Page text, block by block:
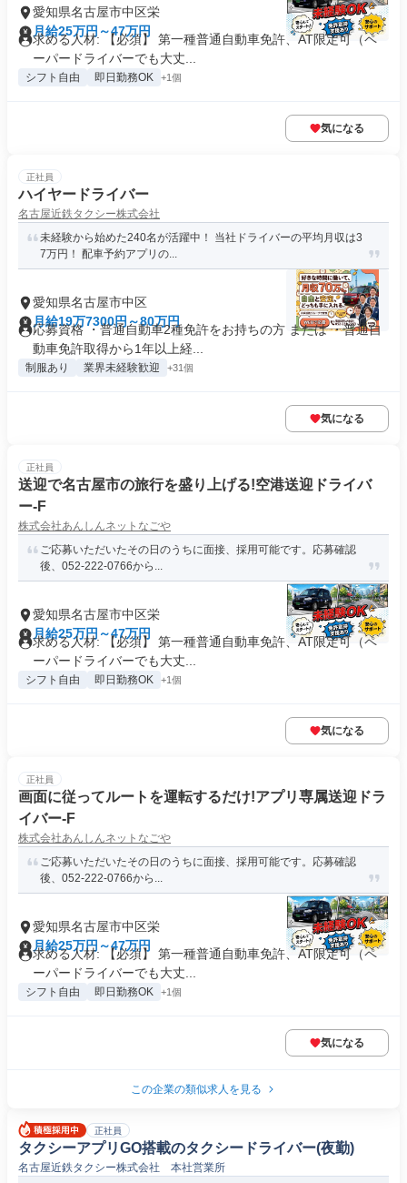
愛知県名古屋市中区栄
月給25万円～47万円
求める人材: 【必須】 第一種普通自動車免許、AT限定可（ペ
ーパードライバーでも大丈...
シフト自由 即日勤務OK +1個
気になる
正社員
ハイヤードライバー
名古屋近鉄タクシー株式会社
未経験から始めた240名が活躍中！ 当社ドライバーの平均月収は3
7万円！ 配車予約アプリの...
愛知県名古屋市中区
月給19万7300円～80万円
応募資格 ・普通自動車2種免許をお持ちの方 または ・普通自
動車免許取得から1年以上経...
制服あり 業界未経験歓迎 +31個
気になる
正社員
送迎で名古屋市の旅行を盛り上げる!空港送迎ドライバ
ー-F
株式会社あんしんネットなごや
ご応募いただいたその日のうちに面接、採用可能です。応募確認
後、052-222-0766から...
愛知県名古屋市中区栄
月給25万円～47万円
求める人材: 【必須】 第一種普通自動車免許、AT限定可（ペ
ーパードライバーでも大丈...
シフト自由 即日勤務OK +1個
気になる
正社員
画面に従ってルートを運転するだけ!アプリ専属送迎ドラ
イバー-F
株式会社あんしんネットなごや
ご応募いただいたその日のうちに面接、採用可能です。応募確認
後、052-222-0766から...
愛知県名古屋市中区栄
月給25万円～47万円
求める人材: 【必須】 第一種普通自動車免許、AT限定可（ペ
ーパードライバーでも大丈...
シフト自由 即日勤務OK +1個
気になる
この企業の類似求人を見る
正社員
タクシーアプリGO搭載のタクシードライバー(夜勤)
名古屋近鉄タクシー株式会社 本社営業所